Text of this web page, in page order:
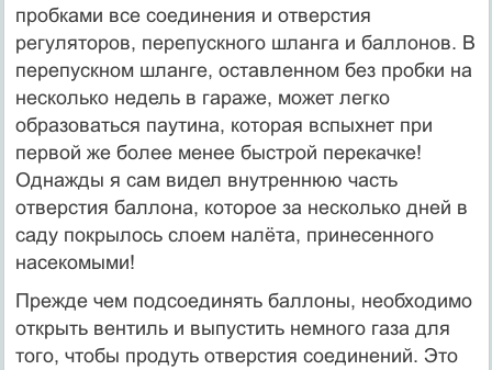
пробками все соединения и отверстия
регуляторов, перепуск­ного шланга и баллонов. В
перепускном шланге, оставленном без пробки на
несколько недель в гараже, может легко
образоваться паутина, которая вспыхнет при
первой же более менее быстрой перекачке!
Однажды я сам видел внутреннюю часть
отверстия баллона, которое за несколько дней в
саду покрылось слоем налёта, принесенного
насекомыми!
Прежде чем подсоединять баллоны, необходимо
открыть вентиль и выпустить немного газа для
того, чтобы продуть отверстия соединений. Это